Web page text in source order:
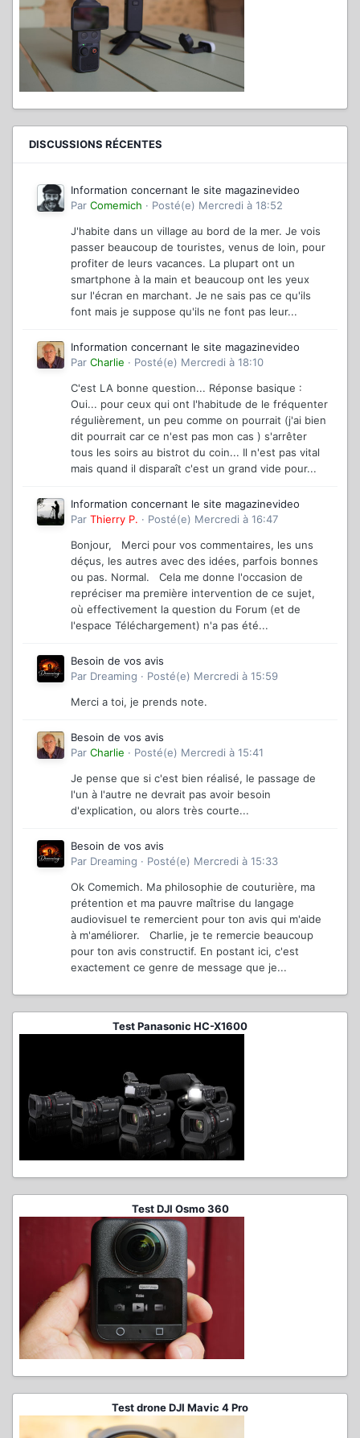
DISCUSSIONS RÉCENTES
Information concernant le site magazinevideo
Par Comemich · Posté(e) Mercredi à 18:52
J'habite dans un village au bord de la mer. Je vois
passer beaucoup de touristes, venus de loin, pour
profiter de leurs vacances. La plupart ont un
smartphone à la main et beaucoup ont les yeux
sur l'écran en marchant. Je ne sais pas ce qu'ils
font mais je suppose qu'ils ne font pas leur...
Information concernant le site magazinevideo
Par Charlie · Posté(e) Mercredi à 18:10
C'est LA bonne question... Réponse basique :
Oui... pour ceux qui ont l'habitude de le fréquenter
régulièrement, un peu comme on pourrait (j'ai bien
dit pourrait car ce n'est pas mon cas ) s'arrêter
tous les soirs au bistrot du coin... Il n'est pas vital
mais quand il disparaît c'est un grand vide pour...
Information concernant le site magazinevideo
Par Thierry P. · Posté(e) Mercredi à 16:47
Bonjour, Merci pour vos commentaires, les uns
déçus, les autres avec des idées, parfois bonnes
ou pas. Normal. Cela me donne l'occasion de
repréciser ma première intervention de ce sujet,
où effectivement la question du Forum (et de
l'espace Téléchargement) n'a pas été...
Besoin de vos avis
Par Dreaming · Posté(e) Mercredi à 15:59
Merci a toi, je prends note.
Besoin de vos avis
Par Charlie · Posté(e) Mercredi à 15:41
Je pense que si c'est bien réalisé, le passage de
l'un à l'autre ne devrait pas avoir besoin
d'explication, ou alors très courte...
Besoin de vos avis
Par Dreaming · Posté(e) Mercredi à 15:33
Ok Comemich. Ma philosophie de couturière, ma
prétention et ma pauvre maîtrise du langage
audiovisuel te remercient pour ton avis qui m'aide
à m'améliorer. Charlie, je te remercie beaucoup
pour ton avis constructif. En postant ici, c'est
exactement ce genre de message que je...
Test Panasonic HC-X1600
Test DJI Osmo 360
Test drone DJI Mavic 4 Pro